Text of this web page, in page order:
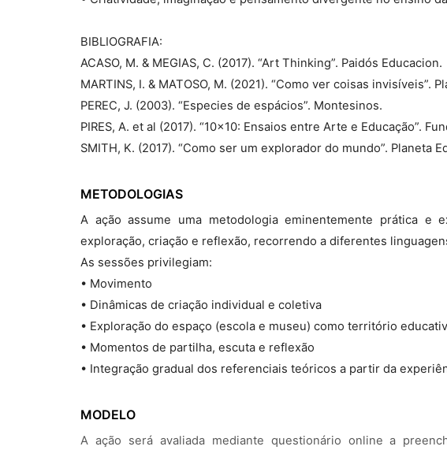
BIBLIOGRAFIA:
ACASO, M. & MEGIAS, C. (2017). “Art Thinking”. Paidós Educacion.
MARTINS, I. & MATOSO, M. (2021). “Como ver coisas invisíveis”.
PEREC, J. (2003). “Especies de espácios”. Montesinos.
PIRES, A. et al (2017). “10x10: Ensaios entre Arte e Educação”.
SMITH, K. (2017). “Como ser um explorador do mundo”. Planeta
METODOLOGIAS
A ação assume uma metodologia eminentemente prática e
exploração, criação e reflexão, recorrendo a diferentes
As sessões privilegiam:
• Movimento
• Dinâmicas de criação individual e coletiva
• Exploração do espaço (escola e museu) como território
• Momentos de partilha, escuta e reflexão
• Integração gradual dos referenciais teóricos a partir da
MODELO
A ação será avaliada mediante questionário online a